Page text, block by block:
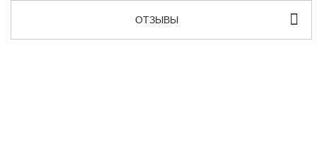
ОТЗЫВЫ